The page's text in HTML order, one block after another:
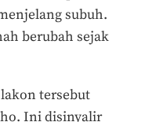
subuh.
berubah sejak
tersebut
Ini disinyalir